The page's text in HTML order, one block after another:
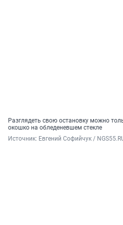
Разглядеть свою остановку можно
окошко на обледеневшем стекле
Источник: Евгений Софийчук /